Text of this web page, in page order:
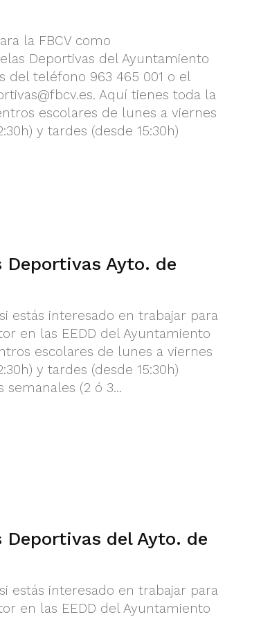
la FBCV como
Deportivas del Ayuntamiento
del teléfono 963 465 001 o el
. Aquí tienes toda la
escolares de lunes a viernes
y tardes (desde 15:30h)
Deportivas Ayto. de
estás interesado en trabajar para
en las EEDD del Ayuntamiento
escolares de lunes a viernes
y tardes (desde 15:30h)
(2 ó 3...
Deportivas del Ayto. de
estás interesado en trabajar para
en las EEDD del Ayuntamiento